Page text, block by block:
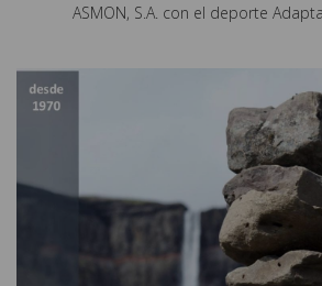
ASMON, S.A. con el deporte